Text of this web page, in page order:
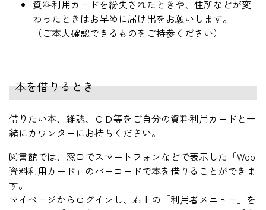
資料利用カードを紛失されたときや、住所などが変
わったときはお早めに届け出をお願いします。
（ご本人確認できるものをご持参ください）
本を借りるとき
借りたい本、雑誌、ＣＤ等をご自分の資料利用カードと一
緒にカウンターにお持ちください。
図書館では、窓口でスマートフォンなどで表示した「Web
資料利用カード」のバーコードで本を借りることができま
す。
マイページからログインし、右上の「利用者メニュー」を